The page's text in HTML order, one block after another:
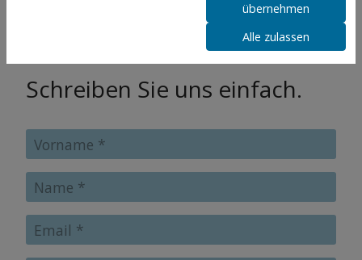
Schreiben Sie uns einfach.
übernehmen
Alle zulassen